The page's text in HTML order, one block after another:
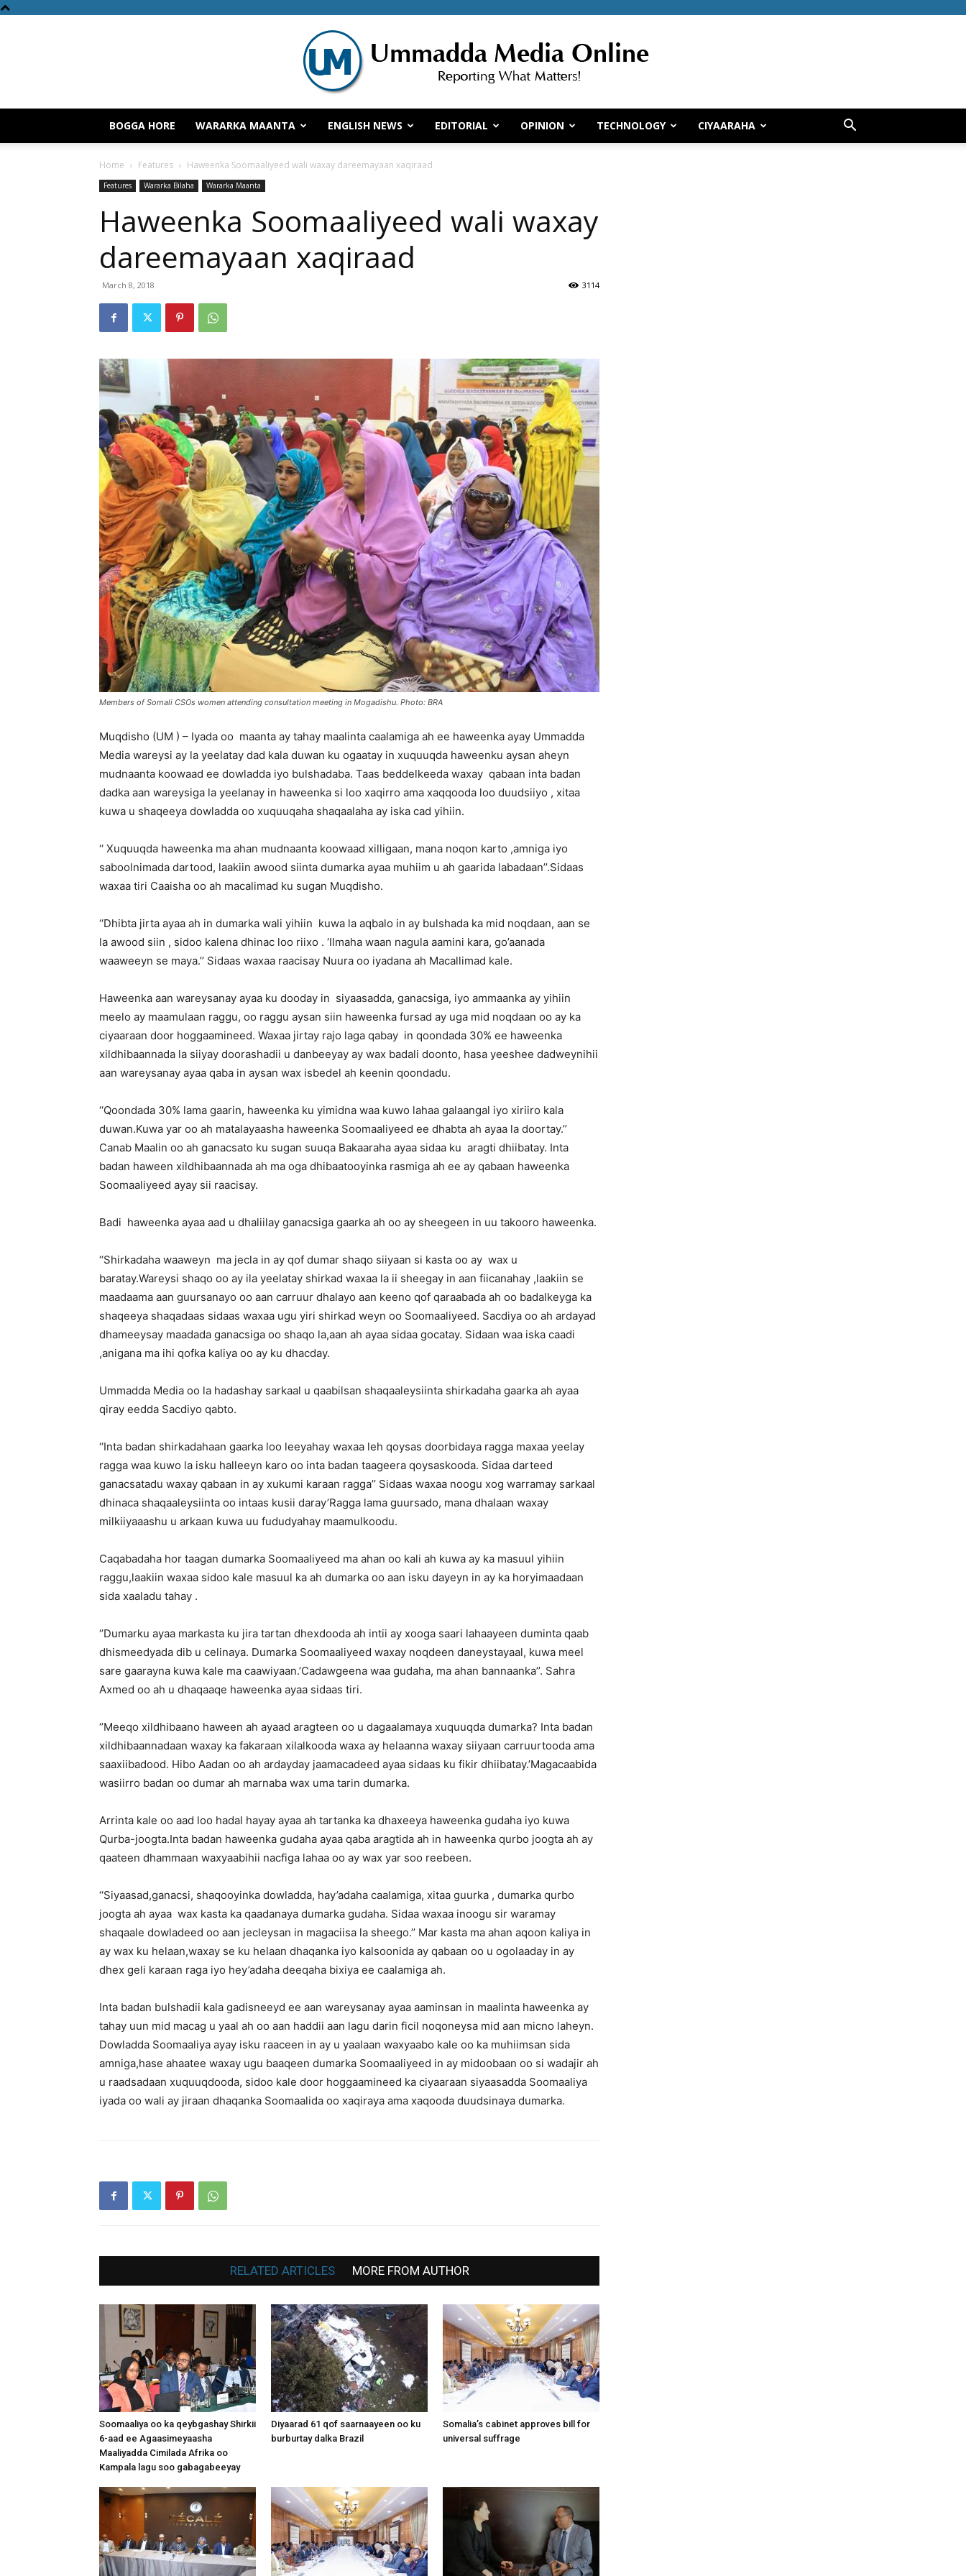
Ummadda
Media
–
Reporting
What
Breaking
Deg
ah,
News,
News
BOGGA HORE WARARKA MAANTA ENGLISH NEWS EDITORIAL OPINION TECHNOLOGY CIYAARAHA
Home Features Haweenka Soomaaliyeed wali waxay dareemayaan xaqiraad
Features Wararka Bilaha Wararka Maanta
Haweenka Soomaaliyeed wali waxay
dareemayaan xaqiraad
March 8, 2018 3114
Members of Somali CSOs women attending consultation meeting in Mogadishu. Photo: BRA
Muqdisho (UM ) – Iyada oo maanta ay tahay maalinta caalamiga ah ee haweenka ayay Ummadda
Media wareysi ay la yeelatay dad kala duwan ku ogaatay in xuquuqda haweenku aysan aheyn
mudnaanta koowaad ee dowladda iyo bulshadaba. Taas beddelkeeda waxay qabaan inta badan
dadka aan wareysiga la yeelanay in haweenka si loo xaqirro ama xaqqooda loo duudsiiyo , xitaa
kuwa u shaqeeya dowladda oo xuquuqaha shaqaalaha ay iska cad yihiin.
‘‘ Xuquuqda haweenka ma ahan mudnaanta koowaad xilligaan, mana noqon karto ,amniga iyo
saboolnimada dartood, laakiin awood siinta dumarka ayaa muhiim u ah gaarida labadaan’’.Sidaas
waxaa tiri Caaisha oo ah macalimad ku sugan Muqdisho.
‘‘Dhibta jirta ayaa ah in dumarka wali yihiin kuwa la aqbalo in ay bulshada ka mid noqdaan, aan se
la awood siin , sidoo kalena dhinac loo riixo . ‘Ilmaha waan nagula aamini kara, go’aanada
waaweeyn se maya.’’ Sidaas waxaa raacisay Nuura oo iyadana ah Macallimad kale.
Haweenka aan wareysanay ayaa ku dooday in siyaasadda, ganacsiga, iyo ammaanka ay yihiin
meelo ay maamulaan raggu, oo raggu aysan siin haweenka fursad ay uga mid noqdaan oo ay ka
ciyaaraan door hoggaamineed. Waxaa jirtay rajo laga qabay in qoondada 30% ee haweenka
xildhibaannada la siiyay doorashadii u danbeeyay ay wax badali doonto, hasa yeeshee dadweynihii
aan wareysanay ayaa qaba in aysan wax isbedel ah keenin qoondadu.
‘‘Qoondada 30% lama gaarin, haweenka ku yimidna waa kuwo lahaa galaangal iyo xiriiro kala
duwan.Kuwa yar oo ah matalayaasha haweenka Soomaaliyeed ee dhabta ah ayaa la doortay.’’
Canab Maalin oo ah ganacsato ku sugan suuqa Bakaaraha ayaa sidaa ku aragti dhiibatay. Inta
badan haween xildhibaannada ah ma oga dhibaatooyinka rasmiga ah ee ay qabaan haweenka
Soomaaliyeed ayay sii raacisay.
Badi haweenka ayaa aad u dhaliilay ganacsiga gaarka ah oo ay sheegeen in uu takooro haweenka.
‘‘Shirkadaha waaweyn ma jecla in ay qof dumar shaqo siiyaan si kasta oo ay wax u
baratay.Wareysi shaqo oo ay ila yeelatay shirkad waxaa la ii sheegay in aan fiicanahay ,laakiin se
maadaama aan guursanayo oo aan carruur dhalayo aan keeno qof qaraabada ah oo badalkeyga ka
shaqeeya shaqadaas sidaas waxaa ugu yiri shirkad weyn oo Soomaaliyeed. Sacdiya oo ah ardayad
dhameeysay maadada ganacsiga oo shaqo la,aan ah ayaa sidaa gocatay. Sidaan waa iska caadi
,anigana ma ihi qofka kaliya oo ay ku dhacday.
Ummadda Media oo la hadashay sarkaal u qaabilsan shaqaaleysiinta shirkadaha gaarka ah ayaa
qiray eedda Sacdiyo qabto.
‘‘Inta badan shirkadahaan gaarka loo leeyahay waxaa leh qoysas doorbidaya ragga maxaa yeelay
ragga waa kuwo la isku halleeyn karo oo inta badan taageera qoysaskooda. Sidaa darteed
ganacsatadu waxay qabaan in ay xukumi karaan ragga’’ Sidaas waxaa noogu xog warramay sarkaal
dhinaca shaqaaleysiinta oo intaas kusii daray’Ragga lama guursado, mana dhalaan waxay
milkiiyaaashu u arkaan kuwa uu fududyahay maamulkoodu.
Caqabadaha hor taagan dumarka Soomaaliyeed ma ahan oo kali ah kuwa ay ka masuul yihiin
raggu,laakiin waxaa sidoo kale masuul ka ah dumarka oo aan isku dayeyn in ay ka horyimaadaan
sida xaaladu tahay .
‘’Dumarku ayaa markasta ku jira tartan dhexdooda ah intii ay xooga saari lahaayeen duminta qaab
dhismeedyada dib u celinaya. Dumarka Soomaaliyeed waxay noqdeen daneystayaal, kuwa meel
sare gaarayna kuwa kale ma caawiyaan.’Cadawgeena waa gudaha, ma ahan bannaanka’’. Sahra
Axmed oo ah u dhaqaaqe haweenka ayaa sidaas tiri.
‘’Meeqo xildhibaano haween ah ayaad aragteen oo u dagaalamaya xuquuqda dumarka? Inta badan
xildhibaannadaan waxay ka fakaraan xilalkooda waxa ay helaanna waxay siiyaan carruurtooda ama
saaxiibadood. Hibo Aadan oo ah ardayday jaamacadeed ayaa sidaas ku fikir dhiibatay.’Magacaabida
wasiirro badan oo dumar ah marnaba wax uma tarin dumarka.
Arrinta kale oo aad loo hadal hayay ayaa ah tartanka ka dhaxeeya haweenka gudaha iyo kuwa
Qurba-joogta.Inta badan haweenka gudaha ayaa qaba aragtida ah in haweenka qurbo joogta ah ay
qaateen dhammaan waxyaabihii nacfiga lahaa oo ay wax yar soo reebeen.
‘‘Siyaasad,ganacsi, shaqooyinka dowladda, hay’adaha caalamiga, xitaa guurka , dumarka qurbo
joogta ah ayaa wax kasta ka qaadanaya dumarka gudaha. Sidaa waxaa inoogu sir waramay
shaqaale dowladeed oo aan jecleysan in magaciisa la sheego.’’ Mar kasta ma ahan aqoon kaliya in
ay wax ku helaan,waxay se ku helaan dhaqanka iyo kalsoonida ay qabaan oo u ogolaaday in ay
dhex geli karaan raga iyo hey’adaha deeqaha bixiya ee caalamiga ah.
Inta badan bulshadii kala gadisneeyd ee aan wareysanay ayaa aaminsan in maalinta haweenka ay
tahay uun mid macag u yaal ah oo aan haddii aan lagu darin ficil noqoneysa mid aan micno laheyn.
Dowladda Soomaaliya ayay isku raaceen in ay u yaalaan waxyaabo kale oo ka muhiimsan sida
amniga,hase ahaatee waxay ugu baaqeen dumarka Soomaaliyeed in ay midoobaan oo si wadajir ah
u raadsadaan xuquuqdooda, sidoo kale door hoggaamineed ka ciyaaraan siyaasadda Soomaaliya
iyada oo wali ay jiraan dhaqanka Soomaalida oo xaqiraya ama xaqooda duudsinaya dumarka.
RELATED ARTICLES MORE FROM AUTHOR
Soomaaliya oo ka qeybgashay Shirkii
6-aad ee Agaasimeyaasha
Maaliyadda Cimilada Afrika oo
Kampala lagu soo gabagabeeyay
Diyaarad 61 qof saarnaayeen oo ku
burburtay dalka Brazil
Somalia’s cabinet approves bill for
universal suffrage